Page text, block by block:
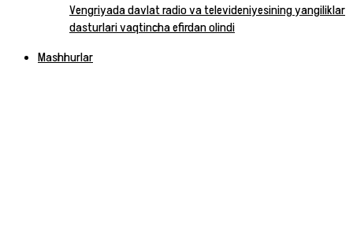
Vengriyada davlat radio va televideniyesining yangiliklar
dasturlari vaqtincha efirdan olindi
Mashhurlar